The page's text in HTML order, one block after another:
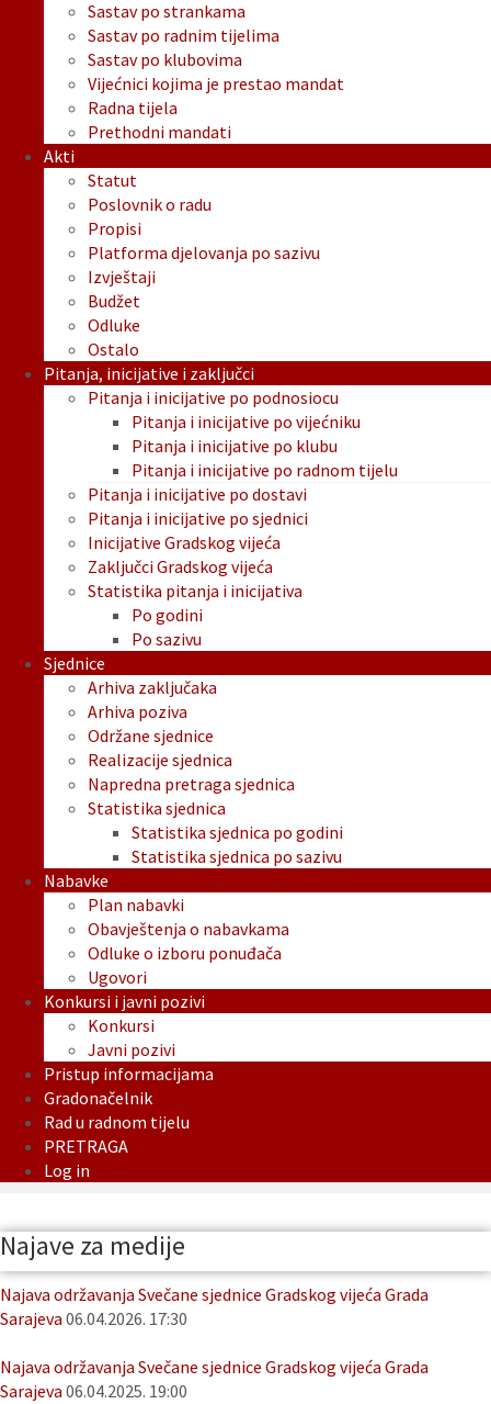
Sastav po strankama
Sastav po radnim tijelima
Sastav po klubovima
Vijećnici kojima je prestao mandat
Radna tijela
Prethodni mandati
Akti
Statut
Poslovnik o radu
Propisi
Platforma djelovanja po sazivu
Izvještaji
Budžet
Odluke
Ostalo
Pitanja, inicijative i zaključci
Pitanja i inicijative po podnosiocu
Pitanja i inicijative po vijećniku
Pitanja i inicijative po klubu
Pitanja i inicijative po radnom tijelu
Pitanja i inicijative po dostavi
Pitanja i inicijative po sjednici
Inicijative Gradskog vijeća
Zaključci Gradskog vijeća
Statistika pitanja i inicijativa
Po godini
Po sazivu
Sjednice
Arhiva zaključaka
Arhiva poziva
Održane sjednice
Realizacije sjednica
Napredna pretraga sjednica
Statistika sjednica
Statistika sjednica po godini
Statistika sjednica po sazivu
Nabavke
Plan nabavki
Obavještenja o nabavkama
Odluke o izboru ponuđača
Ugovori
Konkursi i javni pozivi
Konkursi
Javni pozivi
Pristup informacijama
Gradonačelnik
Rad u radnom tijelu
PRETRAGA
Log in
Najave za medije
Najava održavanja Svečane sjednice Gradskog vijeća Grada
Sarajeva 06.04.2026. 17:30
Najava održavanja Svečane sjednice Gradskog vijeća Grada
Sarajeva 06.04.2025. 19:00